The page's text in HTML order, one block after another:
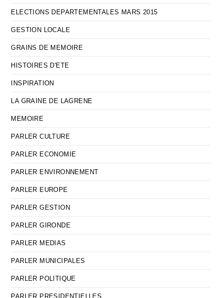
ELECTIONS DEPARTEMENTALES MARS 2015
GESTION LOCALE
GRAINS DE MEMOIRE
HISTOIRES D'ETE
INSPIRATION
LA GRAINE DE LAGRENE
MEMOIRE
PARLER CULTURE
PARLER ECONOMIE
PARLER ENVIRONNEMENT
PARLER EUROPE
PARLER GESTION
PARLER GIRONDE
PARLER MEDIAS
PARLER MUNICIPALES
PARLER POLITIQUE
PARLER PRESIDENTIELLES